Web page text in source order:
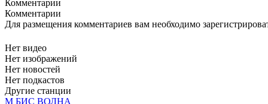
Комментарии
Комментарии
Для размещения комментариев вам необходимо
Нет видео
Нет изображений
Нет новостей
Нет подкастов
Другие станции
М БИС ВОЛНА